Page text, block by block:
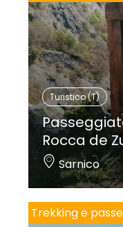
Turistico (T)
Rocca de
Sarnico
Trekking e